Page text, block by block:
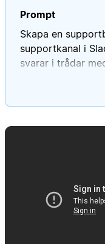
Prompt
Skapa en
supportkanal i
svarar i trådar
som alla frågor
en uppgift i en